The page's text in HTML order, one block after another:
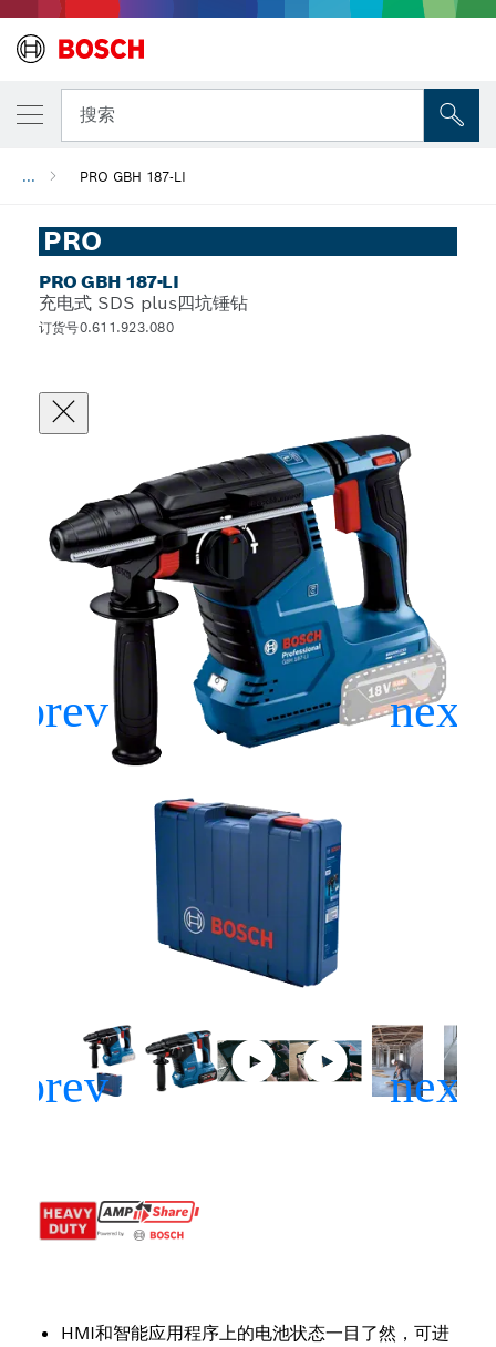
搜索
... PRO GBH 187-LI
PRO
PRO GBH 187-LI
充电式 SDS plus四坑锤钻
订货号0.611.923.080
HMI和智能应用程序上的电池状态一目了然，可进